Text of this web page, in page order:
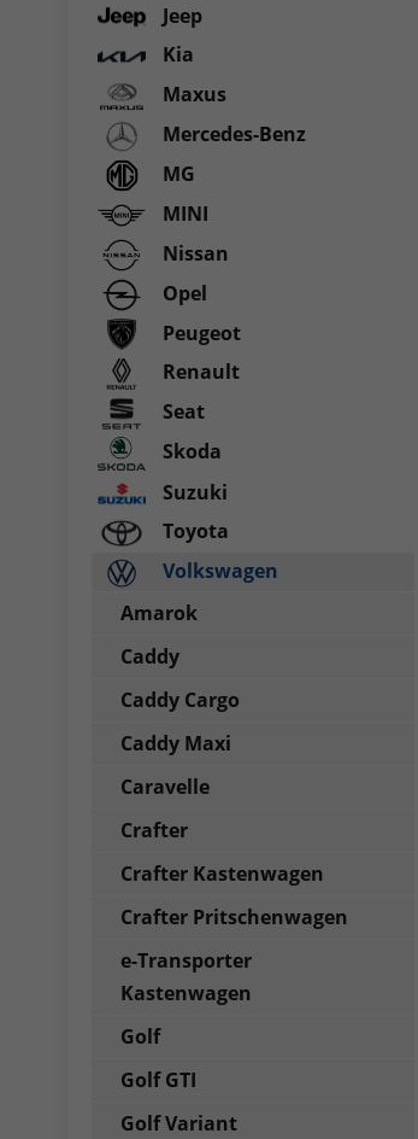
Jeep
Kia
Maxus
Mercedes-Benz
MG
MINI
Nissan
Opel
Peugeot
Renault
Seat
Skoda
Suzuki
Toyota
Volkswagen
Amarok
Caddy
Caddy Cargo
Caddy Maxi
Caravelle
Crafter
Crafter Kastenwagen
Crafter Pritschenwagen
e-Transporter
Kastenwagen
Golf
Golf GTI
Golf Variant